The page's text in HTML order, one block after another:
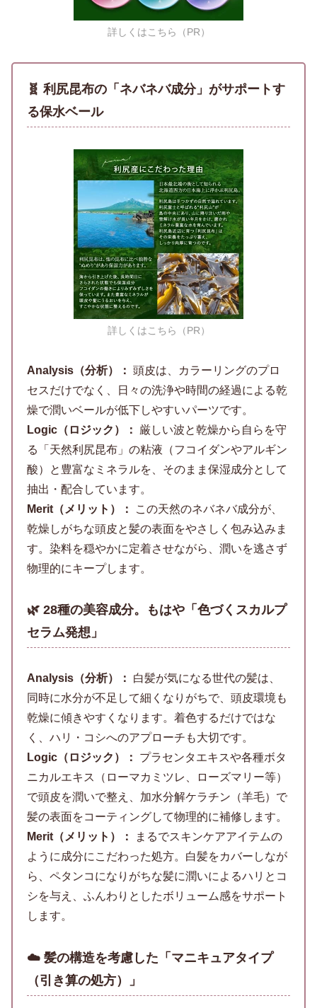
詳しくはこちら（PR）
🧬 利尻昆布の「ネバネバ成分」がサポートす
る保水ベール
詳しくはこちら（PR）
Analysis（分析）： 頭皮は、カラーリングのプロ
セスだけでなく、日々の洗浄や時間の経過による乾
燥で潤いベールが低下しやすいパーツです。
Logic（ロジック）：
厳しい波と乾燥から自らを守
る「天然利尻昆布」の粘液（フコイダンやアルギン
酸）と豊富なミネラルを、そのまま保湿成分として
抽出・配合しています。
Merit（メリット）：
この天然のネバネバ成分が、
乾燥しがちな頭皮と髪の表面をやさしく包み込みま
す。染料を穏やかに定着させながら、潤いを逃さず
物理的にキープします。
🌿 28種の美容成分。もはや「色づくスカルプ
セラム発想」
Analysis（分析）：
白髪が気になる世代の髪は、
同時に水分が不足して細くなりがちで、頭皮環境も
乾燥に傾きやすくなります。着色するだけではな
く、ハリ・コシへのアプローチも大切です。
Logic（ロジック）：
プラセンタエキスや各種ボタ
ニカルエキス（ローマカミツレ、ローズマリー等）
で頭皮を潤いで整え、加水分解ケラチン（羊毛）で
髪の表面をコーティングして物理的に補修します。
Merit（メリット）：
まるでスキンケアアイテムの
ように成分にこだわった処方。白髪をカバーしなが
ら、ペタンコになりがちな髪に潤いによるハリとコ
シを与え、ふんわりとしたボリューム感をサポート
します。
☁️ 髪の構造を考慮した「マニキュアタイプ
（引き算の処方）」